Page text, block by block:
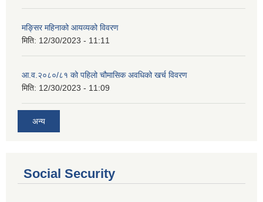
मङ्सिर महिनाको आयव्यको विवरण
मिति: 12/30/2023 - 11:11
आ.व.२०८०/८१ को पहिलो चौमासिक अवधिको खर्च विवरण
मिति: 12/30/2023 - 11:09
अन्य
Social Security